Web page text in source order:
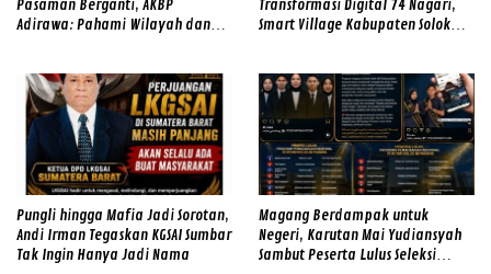
Pasaman Berganti, AKBP
Adirawa: Pahami Wilayah dan
Transformasi Digital 74 Nagari,
Smart Village Kabupaten Solok
Pungli hingga Mafia Jadi Sorotan,
Andi Irman Tegaskan KGSAI Sumbar
Tak Ingin Hanya Jadi Nama
Magang Berdampak untuk
Negeri, Karutan Mai Yudiansyah
Sambut Peserta Lulus Seleksi